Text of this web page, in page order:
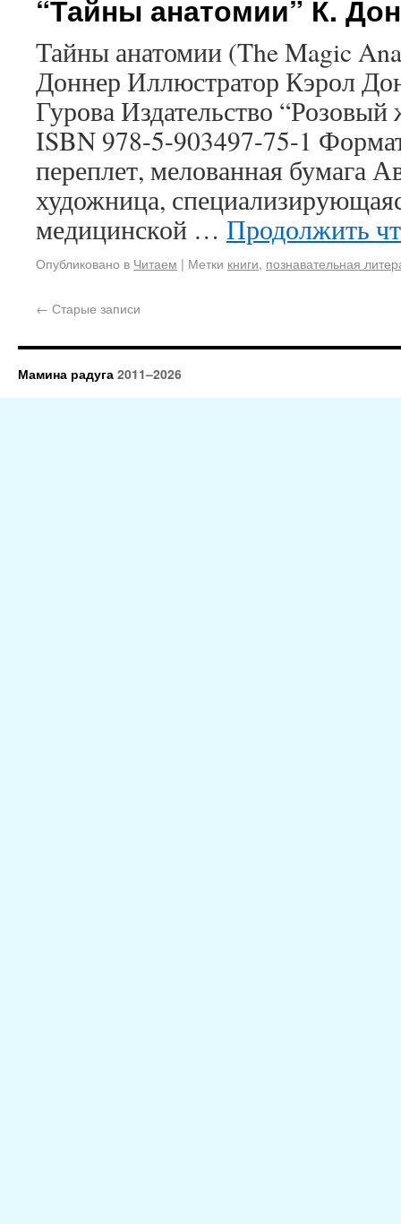
“Тайны анатомии” К.
Тайны анатомии (The Magic
Доннер Иллюстратор Кэрол
Гурова Издательство
ISBN 978-5-903497-75-1
переплет, мелованная бумага
художница,
медицинской … Продолжить
Опубликовано в Читаем | Метки книги, познавательная
← Старые записи
Мамина радуга 2011–2026